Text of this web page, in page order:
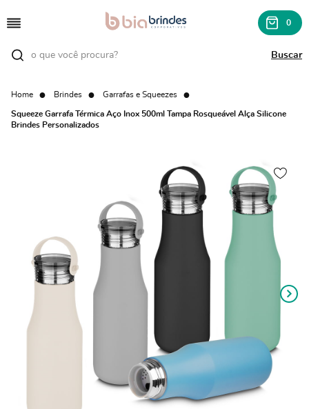
0
Home Brindes Garrafas e Squeezes
Squeeze Garrafa Térmica Aço Inox 500ml Tampa Rosqueável Alça Silicone
Brindes Personalizados